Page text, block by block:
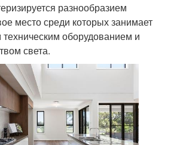
разнообразием
место среди которых занимает
оборудованием и
света.